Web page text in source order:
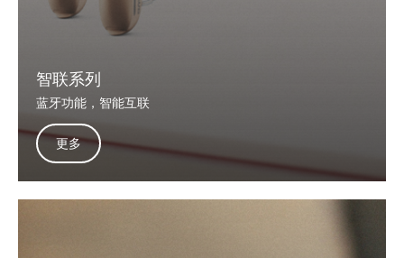
智联系列
蓝牙功能，智能互联
更多